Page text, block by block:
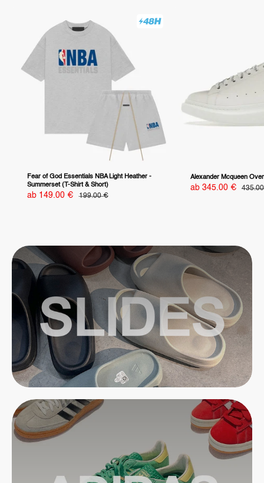
Fear of God Essentials NBA Light Heather -
Summerset (T-Shirt & Short)
Sonderpreis
ab 149.00 € Normalpreis
199.00 €
Alexander Mcqueen
Sonderpreis
ab 345.00 €